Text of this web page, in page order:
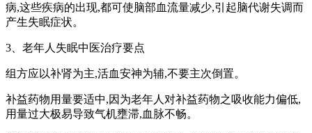
病,这些疾病的出现,都可使脑部血流量减少,引起脑代谢失调而
产生失眠症状。
3、老年人失眠中医治疗要点
组方应以补肾为主,活血安神为辅,不要主次倒置。
补益药物用量要适中,因为老年人对补益药物之吸收能力偏低,
用量过大极易导致气机壅滞,血脉不畅。